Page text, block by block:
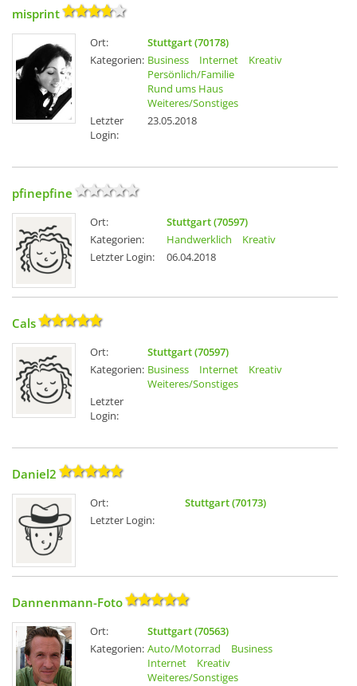
misprint
Ort:
Stuttgart (70178)
Kategorien: Business Internet
Kreativ
Persönlich/Familie
Rund ums Haus
Weiteres/Sonstiges
Letzter
Login:
23.05.2018
pfinepfine
Ort:
Stuttgart (70597)
Kategorien:
Handwerklich
Kreativ
Letzter Login:
06.04.2018
Cals
Ort:
Stuttgart (70597)
Kategorien: Business Internet
Kreativ
Weiteres/Sonstiges
Letzter
Login:
Daniel2
Ort:
Stuttgart (70173)
Letzter Login:
Dannenmann-Foto
Ort:
Stuttgart (70563)
Kategorien: Auto/Motorrad
Business
Internet
Kreativ
Weiteres/Sonstiges